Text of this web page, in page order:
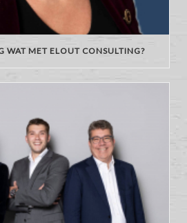
WAT MET ELOUT CONSULTING?